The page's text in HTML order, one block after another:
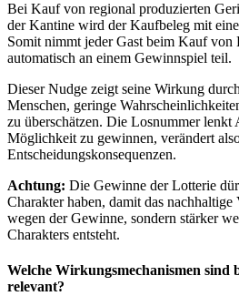
Bei Kauf von regional produzierten
der Kantine wird der Kaufbeleg mit
Somit nimmt jeder Gast beim Kauf von
automatisch an einem Gewinnspiel teil.
Dieser Nudge zeigt seine Wirkung
Menschen, geringe
zu überschätzen. Die Losnummer lenkt
Möglichkeit zu gewinnen, verändert
Entscheidungskonsequenzen.
Achtung: Die Gewinne der Lotterie
Charakter haben, damit das
wegen der Gewinne, sondern stärker
Charakters entsteht.
Welche Wirkungsmechanismen sind
relevant?